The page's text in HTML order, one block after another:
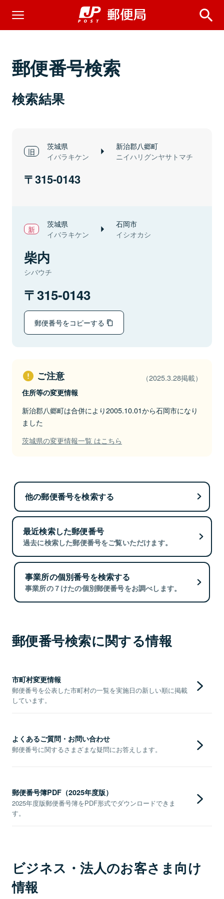
郵便番号検索
検索結果
茨城県
イバラキケン
新治郡八郷町
ニイハリグンヤサトマチ
315-0143
茨城県
イバラキケン
石岡市
イシオカシ
柴内
シバウチ
315-0143
郵便番号をコピーする
ご注意 （2025.3.28掲載）
住所等の変更情報
新治郡八郷町は合併により2005.10.01から石岡市になり
ました
茨城県の変更情報一覧 はこちら
他の郵便番号を検索する
最近検索した郵便番号
過去に検索した郵便番号をご覧いただけます。
事業所の個別番号を検索する
事業所の７けたの個別郵便番号をお調べします。
郵便番号検索に関する情報
市町村変更情報
郵便番号を公表した市町村の一覧を実施日の新しい順に掲載
しています。
よくあるご質問・お問い合わせ
郵便番号に関するさまざまな疑問にお答えします。
郵便番号簿PDF（2025年度版）
2025年度版郵便番号簿をPDF形式でダウンロードできま
す。
ビジネス・法人のお客さま向け
情報